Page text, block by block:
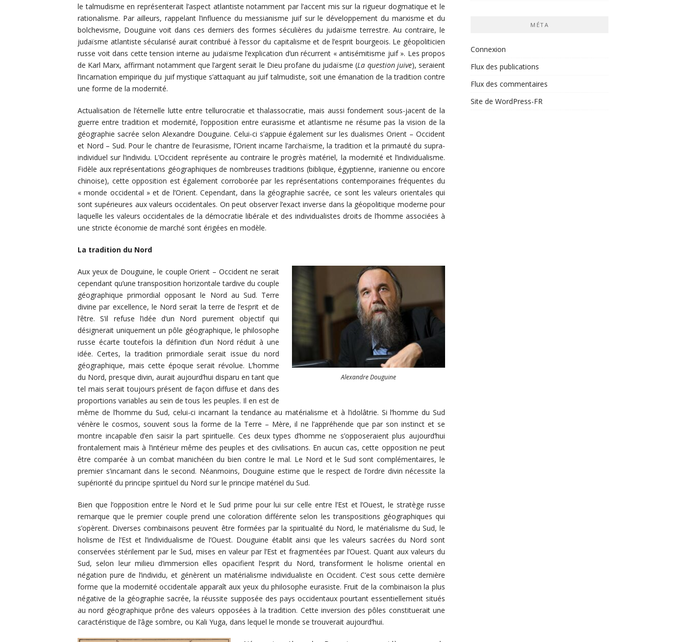
le talmudisme en représenterait l’aspect atlantiste notamment par l’accent mis sur la rigueur dogmatique et le
rationalisme. Par ailleurs, rappelant l’influence du messianisme juif sur le développement du marxisme et du
bolchevisme, Douguine voit dans ces derniers des formes séculières du judaïsme terrestre. Au contraire, le
judaïsme atlantiste sécularisé aurait contribué à l’essor du capitalisme et de l’esprit bourgeois. Le géopoliticien
russe voit dans cette tension interne au judaïsme l’explication d’un récurrent « antisémitisme juif ». Les propos
de Karl Marx, affirmant notamment que l’argent serait le Dieu profane du judaïsme (La question juive), seraient
l’incarnation empirique du juif mystique s’attaquant au juif talmudiste, soit une émanation de la tradition contre
une forme de la modernité.
Actualisation de l’éternelle lutte entre tellurocratie et thalassocratie, mais aussi fondement sous-jacent de la
guerre entre tradition et modernité, l’opposition entre eurasisme et atlantisme ne résume pas la vision de la
géographie sacrée selon Alexandre Douguine. Celui-ci s’appuie également sur les dualismes Orient – Occident
et Nord – Sud. Pour le chantre de l’eurasisme, l’Orient incarne l’archaïsme, la tradition et la primauté du supra-
individuel sur l’individu. L’Occident représente au contraire le progrès matériel, la modernité et l’individualisme.
Fidèle aux représentations géographiques de nombreuses traditions (biblique, égyptienne, iranienne ou encore
chinoise), cette opposition est également corroborée par les représentations contemporaines fréquentes du
« monde occidental » et de l’Orient. Cependant, dans la géographie sacrée, ce sont les valeurs orientales qui
sont supérieures aux valeurs occidentales. On peut observer l’exact inverse dans la géopolitique moderne pour
laquelle les valeurs occidentales de la démocratie libérale et des individualistes droits de l’homme associées à
une stricte économie de marché sont érigées en modèle.
La tradition du Nord
Alexandre Douguine
Aux yeux de Douguine, le couple Orient – Occident ne serait
cependant qu’une transposition horizontale tardive du couple
géographique primordial opposant le Nord au Sud. Terre
divine par excellence, le Nord serait la terre de l’esprit et de
l’être. S’il refuse l’idée d’un Nord purement objectif qui
désignerait uniquement un pôle géographique, le philosophe
russe écarte toutefois la définition d’un Nord réduit à une
idée. Certes, la tradition primordiale serait issue du nord
géographique, mais cette époque serait révolue. L’homme
du Nord, presque divin, aurait aujourd’hui disparu en tant que
tel mais serait toujours présent de façon diffuse et dans des
proportions variables au sein de tous les peuples. Il en est de
même de l’homme du Sud, celui-ci incarnant la tendance au matérialisme et à l’idolâtrie. Si l’homme du Sud
vénère le cosmos, souvent sous la forme de la Terre – Mère, il ne l’appréhende que par son instinct et se
montre incapable d’en saisir la part spirituelle. Ces deux types d’homme ne s’opposeraient plus aujourd’hui
frontalement mais à l’intérieur même des peuples et des civilisations. En aucun cas, cette opposition ne peut
être comparée à un combat manichéen du bien contre le mal. Le Nord et le Sud sont complémentaires, le
premier s’incarnant dans le second. Néanmoins, Douguine estime que le respect de l’ordre divin nécessite la
supériorité du principe spirituel du Nord sur le principe matériel du Sud.
Bien que l’opposition entre le Nord et le Sud prime pour lui sur celle entre l’Est et l’Ouest, le stratège russe
remarque que le premier couple prend une coloration différente selon les transpositions géographiques qui
s’opèrent. Diverses combinaisons peuvent être formées par la spiritualité du Nord, le matérialisme du Sud, le
holisme de l’Est et l’individualisme de l’Ouest. Douguine établit ainsi que les valeurs sacrées du Nord sont
conservées stérilement par le Sud, mises en valeur par l’Est et fragmentées par l’Ouest. Quant aux valeurs du
Sud, selon leur milieu d’immersion elles opacifient l’esprit du Nord, transforment le holisme oriental en
négation pure de l’individu, et génèrent un matérialisme individualiste en Occident. C’est sous cette dernière
forme que la modernité occidentale apparaît aux yeux du philosophe eurasiste. Fruit de la combinaison la plus
négative de la géographie sacrée, la réussite supposée des pays occidentaux pourtant essentiellement situés
au nord géographique prône des valeurs opposées à la tradition. Cette inversion des pôles constituerait une
caractéristique de l’âge sombre, ou Kali Yuga, dans lequel le monde se trouverait aujourd’hui.
MÉTA
Connexion
Flux des publications
Flux des commentaires
Site de WordPress-FR